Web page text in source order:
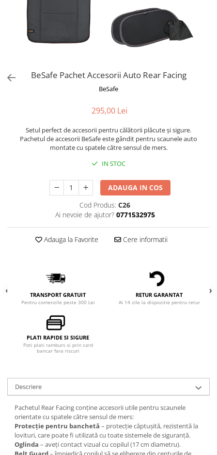
BeSafe Pachet Accesorii Auto Rear Facing
BeSafe
295,00 Lei
Setul perfect de accesorii pentru călătorii plăcute și sigure.
Pachetul de accesorii BeSafe este gândit pentru scaunele auto
montate cu spatele către sensul de mers.
IN STOC
ADAUGA IN COS
Cod Produs: C26
Ai nevoie de ajutor? 0771532975
Adauga la Favorite Cere informatii
TRANSPORT GRATUIT
Pentru comenzile peste 300 Lei
RETUR GARANTAT
Ai 14 zile la dispozitie pentru retur
PLATI RAPIDE SI SIGURE
Poti plati ramburs si prin card
bancar fara riscuri
Descriere
Pachetul Rear Facing conține accesorii utile pentru scaunele
orientate cu spatele către sensul de mers:
Protecție pentru banchetă – protecție căptușită, rezistentă la
lovituri, care poate fi utilizată cu toate sistemele de siguranță.
Oglinda – aveți contact vizual cu copilul (17 cm diametru).